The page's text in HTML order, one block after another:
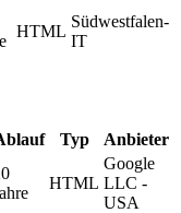
HTML
Südwestfalen-
IT
Typ Anbieter
HTML
Google
LLC -
USA